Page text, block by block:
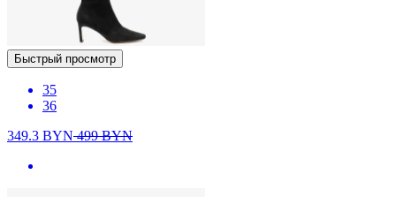
Быстрый просмотр
35
36
349.3 BYN499BYN